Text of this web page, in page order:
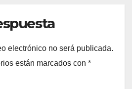
electrónico no será publicada.
están marcados con *